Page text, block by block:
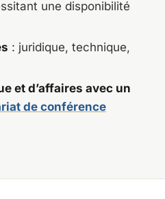
une disponibilité
: juridique, technique,
et d’affaires avec un
de conférence